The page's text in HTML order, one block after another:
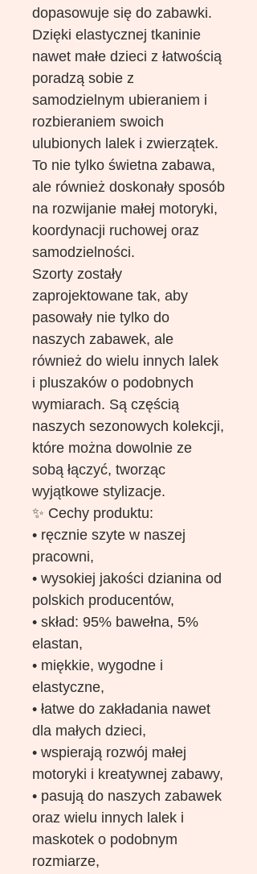
dopasowuje się do zabawki.
Dzięki elastycznej tkaninie
nawet małe dzieci z łatwością
poradzą sobie z
samodzielnym ubieraniem i
rozbieraniem swoich
ulubionych lalek i zwierzątek.
To nie tylko świetna zabawa,
ale również doskonały sposób
na rozwijanie małej motoryki,
koordynacji ruchowej oraz
samodzielności.
Szorty zostały
zaprojektowane tak, aby
pasowały nie tylko do
naszych zabawek, ale
również do wielu innych lalek
i pluszaków o podobnych
wymiarach. Są częścią
naszych sezonowych kolekcji,
które można dowolnie ze
sobą łączyć, tworząc
wyjątkowe stylizacje.
✨ Cechy produktu:
• ręcznie szyte w naszej
pracowni,
• wysokiej jakości dzianina od
polskich producentów,
• skład: 95% bawełna, 5%
elastan,
• miękkie, wygodne i
elastyczne,
• łatwe do zakładania nawet
dla małych dzieci,
• wspierają rozwój małej
motoryki i kreatywnej zabawy,
• pasują do naszych zabawek
oraz wielu innych lalek i
maskotek o podobnym
rozmiarze,